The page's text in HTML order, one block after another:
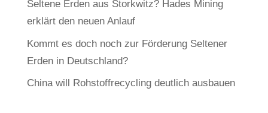
Seltene Erden aus Storkwitz? Hades Mining
erklärt den neuen Anlauf
Kommt es doch noch zur Förderung Seltener
Erden in Deutschland?
China will Rohstoffrecycling deutlich ausbauen